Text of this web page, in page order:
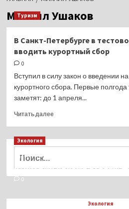
Михаил Ушаков
Туризм
В Санкт-Петербурге в
вводить курортный сбор
0
Вступил в силу закон о введении
курортного сбора. Первые полгода
заметят: до 1 апреля...
Читать далееПрочитать
В Санкт-
формате
начали
курортный
Экология
Для автомобилистов
пунктами приёма старых
0
Экология